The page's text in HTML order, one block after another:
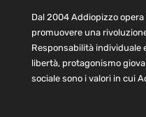
Dal 2004 Addiopizzo opera
promuovere una
Responsabilità individuale
libertà, protagonismo
sociale sono i valori in cui